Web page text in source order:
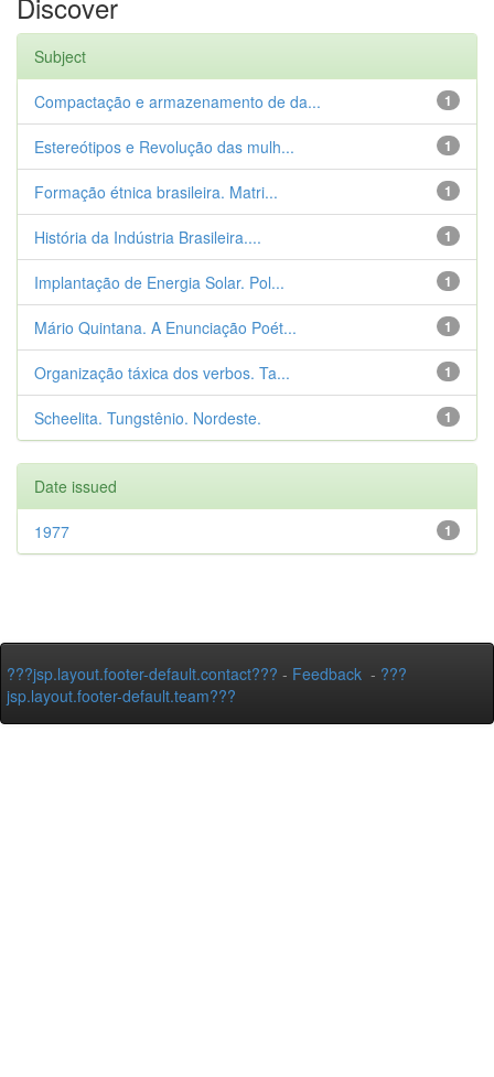
Subject
1
Compactação e armazenamento de da...
1
Estereótipos e Revolução das mulh...
1
Formação étnica brasileira. Matri...
1
História da Indústria Brasileira....
1
Implantação de Energia Solar. Pol...
1
Mário Quintana. A Enunciação Poét...
1
Organização táxica dos verbos. Ta...
1
Scheelita. Tungstênio. Nordeste.
Date issued
1
1977
???jsp.layout.footer-default.contact??? - Feedback - ???
jsp.layout.footer-default.team???